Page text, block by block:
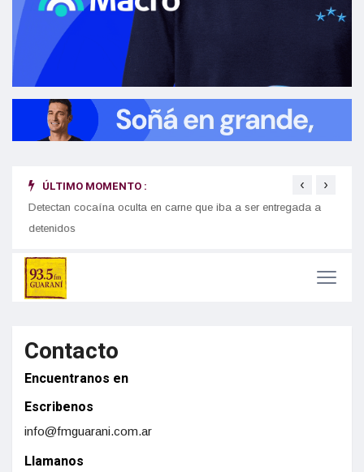
ÚLTIMO MOMENTO :
Detectan cocaína oculta en carne que iba a ser entregada a
detenidos
‹ ›
Contacto
Encuentranos en
Escribenos
info@fmguarani.com.ar
Llamanos